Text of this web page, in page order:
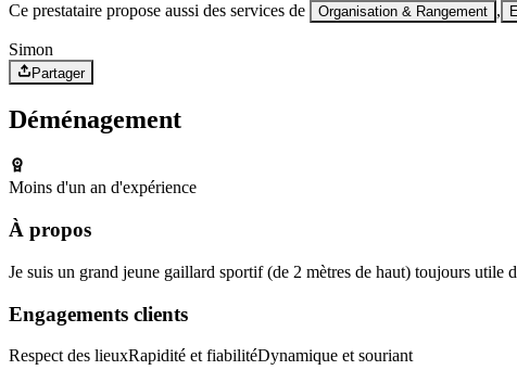
Ce prestataire propose aussi des services de Organisation & Rangement ,
Simon
Partager
Déménagement
Moins d'un an d'expérience
À propos
Je suis un grand jeune gaillard sportif (de 2 mètres de haut) toujours utile
Engagements clients
Respect des lieuxRapidité et fiabilitéDynamique et souriant